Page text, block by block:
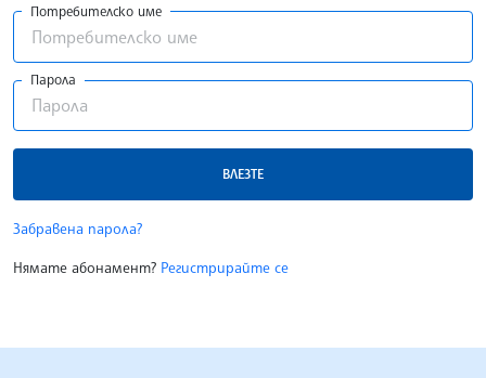
Потребителско име
Парола
ВЛЕЗТЕ
Забравена парола?
Нямате абонамент? Регистрирайте се